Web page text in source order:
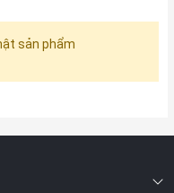
sản phẩm